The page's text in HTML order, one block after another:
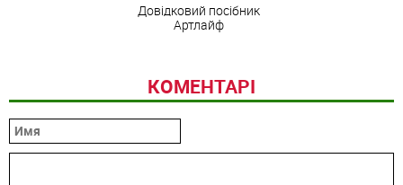
Довідковий посібник
Артлайф
КОМЕНТАРІ